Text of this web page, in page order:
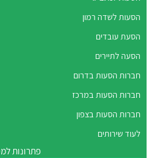
הסעות לשדה רמון
הסעת עובדים
הסעה לתיירים
חברות הסעות בדרום
חברות הסעות במרכז
חברות הסעות בצפון
לעוד שירותים
פתרונות